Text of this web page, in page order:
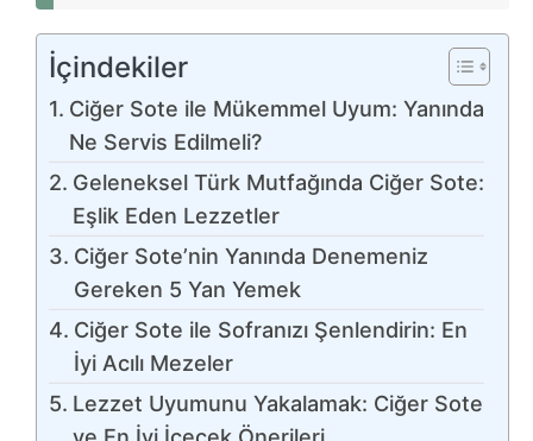
İçindekiler
Ciğer Sote ile Mükemmel Uyum: Yanında
Ne Servis Edilmeli?
Geleneksel Türk Mutfağında Ciğer Sote:
Eşlik Eden Lezzetler
Ciğer Sote’nin Yanında Denemeniz
Gereken 5 Yan Yemek
Ciğer Sote ile Sofranızı Şenlendirin: En
İyi Acılı Mezeler
Lezzet Uyumunu Yakalamak: Ciğer Sote